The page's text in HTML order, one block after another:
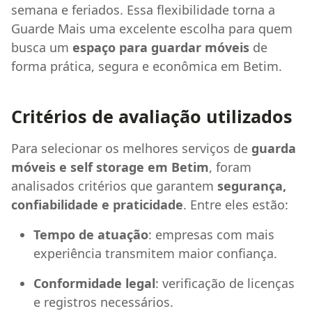
semana e feriados. Essa flexibilidade torna a
Guarde Mais uma excelente escolha para quem
busca um espaço para guardar móveis de
forma prática, segura e econômica em Betim.
Critérios de avaliação utilizados
Para selecionar os melhores serviços de guarda
móveis e self storage em Betim, foram
analisados critérios que garantem segurança,
confiabilidade e praticidade. Entre eles estão:
Tempo de atuação: empresas com mais
experiência transmitem maior confiança.
Conformidade legal: verificação de licenças
e registros necessários.